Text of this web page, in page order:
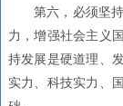
第六，必须坚
力，增强社会主义
持发展是硬道理、
实力、科技实力、